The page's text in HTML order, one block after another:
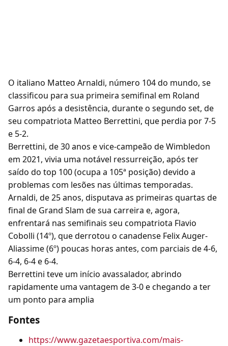
O italiano Matteo Arnaldi, número 104 do mundo, se
classificou para sua primeira semifinal em Roland
Garros após a desistência, durante o segundo set, de
seu compatriota Matteo Berrettini, que perdia por 7-5
e 5-2.
Berrettini, de 30 anos e vice-campeão de Wimbledon
em 2021, vivia uma notável ressurreição, após ter
saído do top 100 (ocupa a 105ª posição) devido a
problemas com lesões nas últimas temporadas.
Arnaldi, de 25 anos, disputava as primeiras quartas de
final de Grand Slam de sua carreira e, agora,
enfrentará nas semifinais seu compatriota Flavio
Cobolli (14º), que derrotou o canadense Felix Auger-
Aliassime (6º) poucas horas antes, com parciais de 4-6,
6-4, 6-4 e 6-4.
Berrettini teve um início avassalador, abrindo
rapidamente uma vantagem de 3-0 e chegando a ter
um ponto para amplia
Fontes
https://www.gazetaesportiva.com/mais-